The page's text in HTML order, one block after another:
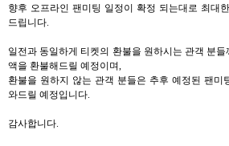
향후 오프라인 팬미팅 일정이 확정 되는대로 최대
드립니다.
일전과 동일하게 티켓의 환불을 원하시는 관객 분
액을 환불해드릴 예정이며,
환불을 원하지 않는 관객 분들은 추후 예정된 팬미
와드릴 예정입니다.
감사합니다.